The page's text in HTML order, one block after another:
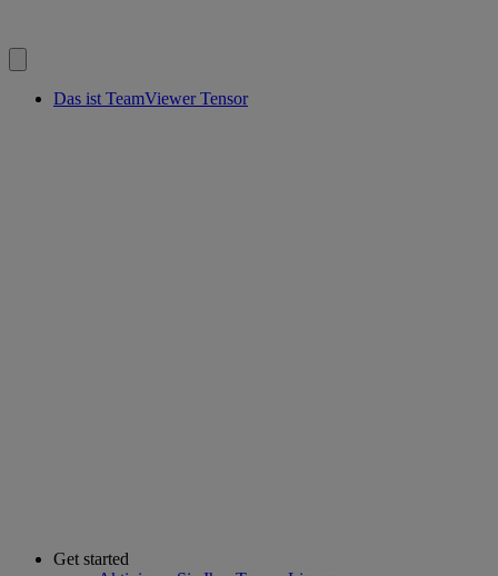
Das ist TeamViewer Tensor
Get started